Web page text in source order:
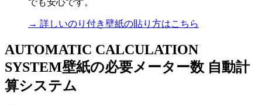
でも安心です。
→ 詳しいのり付き壁紙の貼り方はこちら
AUTOMATIC CALCULATION
SYSTEM壁紙の必要メーター数 自動計
算システム